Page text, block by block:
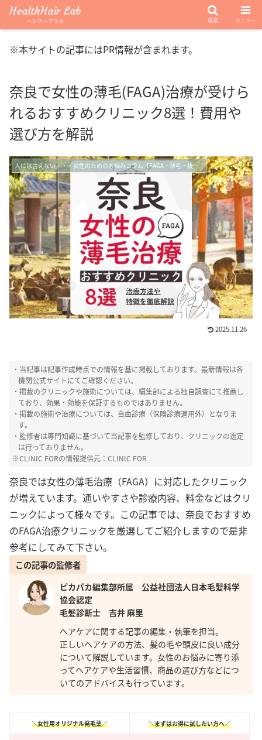
※本サイトの記事にはPR情報が含まれます。
奈良で女性の薄毛(FAGA)治療が受けら
れるおすすめクリニック8選！費用や
選び方を解説
人には言えない・・・女性のためのお悩みコラム【FAGA・薄毛・抜け毛】
2025.11.26
HealthHair Labでは、 コンテンツポリシー
と運営指針に則り、厳正な管理のもと、女性
の髪や毛にまつわるテーマについて情報掲載
を行っております。髪や頭皮についての様々
なお悩みに対して、客観的かつ信頼性の高い
独自調査を行った上で推薦しています。
・当記事は記事作成時点での情報を基に掲載しております。最新情報は各
機関公式サイトにてご確認ください。
・掲載のクリニックや施術については、編集部による独自調査にて推薦し
ており、効果・効能を保証するものではありません。
・掲載の施術や治療については、自由診療（保険診療適用外）となりま
す。
・監修者は専門知識に基づいて当記事を監修しており、クリニックの選定
は行っておりません。
※CLINIC FORの情報提供元：CLINIC FOR
奈良では女性の薄毛治療（FAGA）に対応したクリニック
が増えています。通いやすさや診療内容、料金などはクリ
ニックによって様々です。この記事では、奈良でおすすめ
のFAGA治療クリニックを厳選してご紹介しますので是非
参考にしてみて下さい。
この記事の監修者
ピカパカ編集部所属 公益社団法人日本毛髪科学
協会認定
毛髪診断士 吉井 麻里
ヘアケアに関する記事の編集・執筆を担当。
正しいヘアケアの方法、髪の毛や頭皮に良い成分
について解説しています。女性のお悩みに寄り添
ってヘアケアや生活習慣、商品の選び方などにつ
いてのアドバイスも行っています。
＼女性用オリジナル発毛薬／ ＼まずはお得に試したい方へ／
HealthHair Lab
ヘルスヘアラボ 検索 メニュー